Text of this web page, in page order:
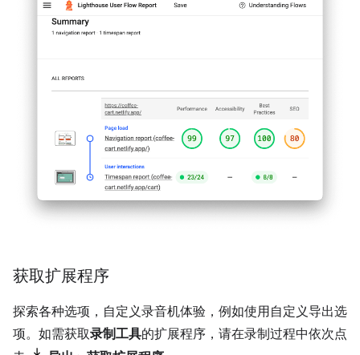
获取扩展程序
探索各种选项，自定义录音机体验，例如使用自定义导出选
项。如需获取录制工具的扩展程序，请在录制过程中依次点